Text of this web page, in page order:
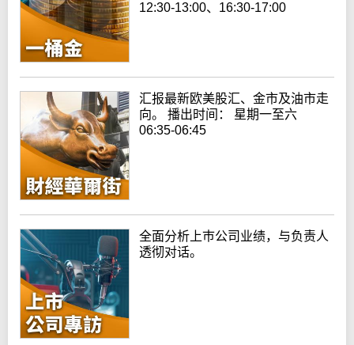
12:30-13:00、16:30-17:00
汇报最新欧美股汇、金市及油市走
向。 播出时间： 星期一至六
06:35-06:45
全面分析上巿公司业绩，与负责人
透彻对话。